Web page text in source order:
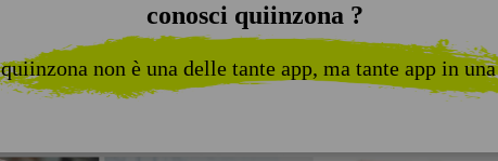
conosci quiinzona ?
quiinzona non è una delle tante app, ma tante app in